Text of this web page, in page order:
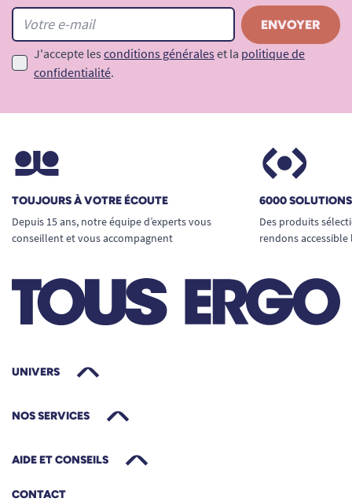
J'accepte les conditions générales et la politique de
confidentialité.
TOUJOURS À VOTRE ÉCOUTE
Depuis 15 ans, notre équipe d’experts vous
conseillent et vous accompagnent
6000
Des produits
rendons
UNIVERS
NOS SERVICES
AIDE ET CONSEILS
CONTACT